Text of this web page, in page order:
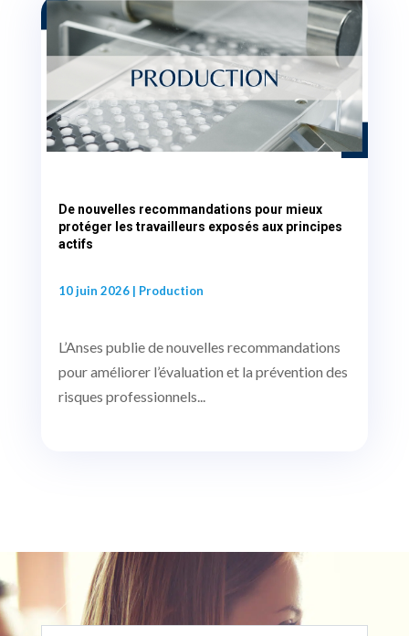
De nouvelles recommandations pour mieux
protéger les travailleurs exposés aux principes
actifs
10 juin 2026| Production
L’Anses publie de nouvelles recommandations
pour améliorer l’évaluation et la prévention des
risques professionnels...